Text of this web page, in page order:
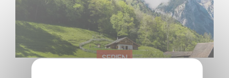
SERIEN